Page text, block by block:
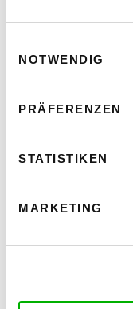
NOTWENDIG
PRÄFERENZEN
STATISTIKEN
MARKETING